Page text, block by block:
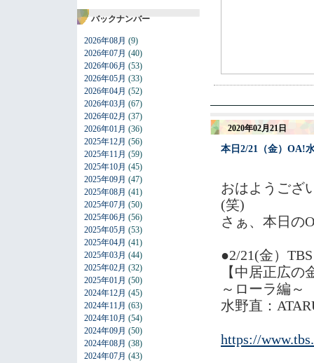
バックナンバー
2026年08月 (9)
2026年07月 (40)
2026年06月 (53)
2026年05月 (33)
2026年04月 (52)
2026年03月 (67)
2026年02月 (37)
2026年01月 (36)
2025年12月 (56)
2025年11月 (59)
2025年10月 (45)
2025年09月 (47)
2025年08月 (41)
2025年07月 (50)
2025年06月 (56)
2025年05月 (53)
2025年04月 (41)
2025年03月 (44)
2025年02月 (32)
2025年01月 (50)
2024年12月 (45)
2024年11月 (63)
2024年10月 (54)
2024年09月 (50)
2024年08月 (38)
2024年07月 (43)
2020年02月21日
本日2/21（金）OA!
おはようござ
(笑)
さぁ、本日の
●2/21(金）
【中居正広
～ローラ編～
水野直：
https://